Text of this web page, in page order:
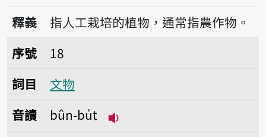
播放音讀tsok-bu̍t
釋義
指人工栽培的植物，通常指農作物。
序號18文物
序號
18
詞目
文物
音讀
bûn-bu̍t